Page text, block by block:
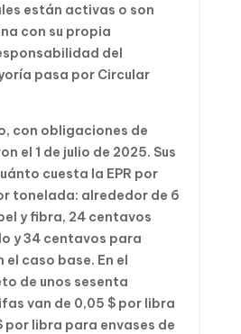
están activas o son
con su propia
del
pasa por Circular
con obligaciones de
el 1 de julio de 2025. Sus
cuesta la EPR por
tonelada: alrededor de 6
y fibra, 24 centavos
y 34 centavos para
caso base. En el
de unos sesenta
van de 0,05 $ por libra
por libra para envases de